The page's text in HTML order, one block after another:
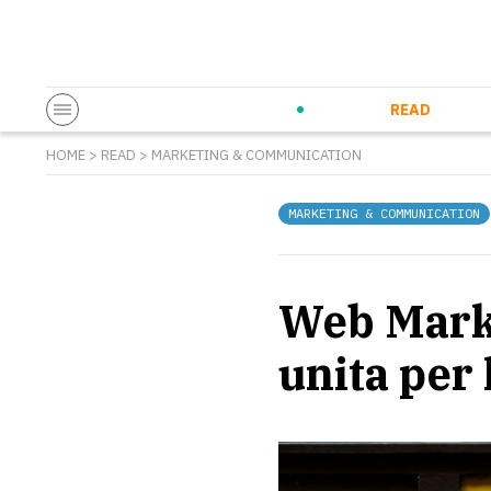
READ
HOME > READ > MARKETING & COMMUNICATION
MARKETING & COMMUNICATION
Web
unita per